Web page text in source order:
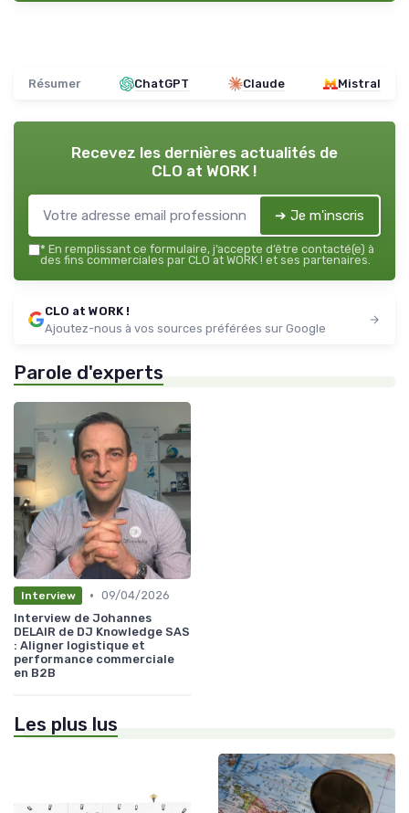
Résumer ChatGPT Claude Mistral
Recevez les dernières actualités de
CLO at WORK !
➔ Je m'inscris
* En remplissant ce formulaire, j’accepte d’être contacté(e) à
des fins commerciales par CLO at WORK ! et ses partenaires.
CLO at WORK !
Ajoutez-nous à vos sources préférées sur Google
Parole d'experts
Interview • 09/04/2026
Interview de Johannes
DELAIR de DJ Knowledge SAS
: Aligner logistique et
performance commerciale
en B2B
Les plus lus